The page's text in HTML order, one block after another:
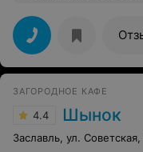
обязательно
ЗАГОРОДНОЕ КАФЕ
4.4 Шынок
Заславль, ул.